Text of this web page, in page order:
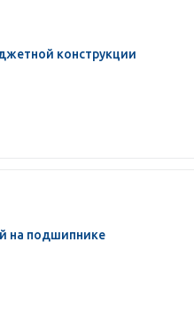
конструкции
на подшипнике